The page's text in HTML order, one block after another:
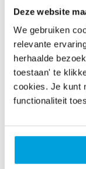
Deze website
We gebruiken
relevante
herhaalde
toestaan' te
cookies. Je kunt
functionaliteit
kans voor
beter
kans voor
verbreden en
Kennis
opbrengsten
dat we ze